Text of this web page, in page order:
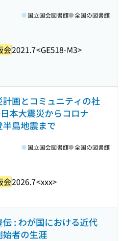
会2021.7<GE518-M3>
国立国会図書館 全国の図書館
計画とコミュニティの社
本大震災からコロナ
島地震まで
会2026.7<xxx>
国立国会図書館 全国の図書館
伝 : わが国における近代
始者の生涯